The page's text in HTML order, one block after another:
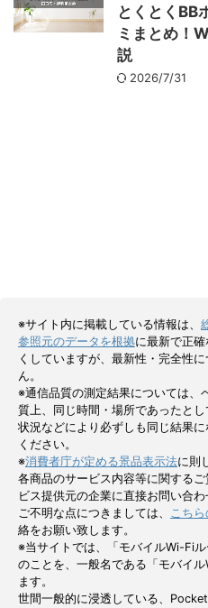
とくとくBB
ミまとめ！
説
2026/7/31
※サイト内に掲載している情報は、
参照元のデータを根拠に最新で正
くしていますが、最新性・完全性
ん。
※通信品質の測定結果については、
質上、同じ時間・場所であったと
状況などにより必ずしも同じ結果
ください。
※消費者庁が定める景品表示法に則
各商品のサービス内容等に関する
ビス提供元の企業に直接お問い合
ご不明な点につきましては、 こち
絡をお願い致します。
※当サイトでは、「モバイルWi-Fiル
のことを、一般名である「モバイ
ます。
世間一般的に浸透している、